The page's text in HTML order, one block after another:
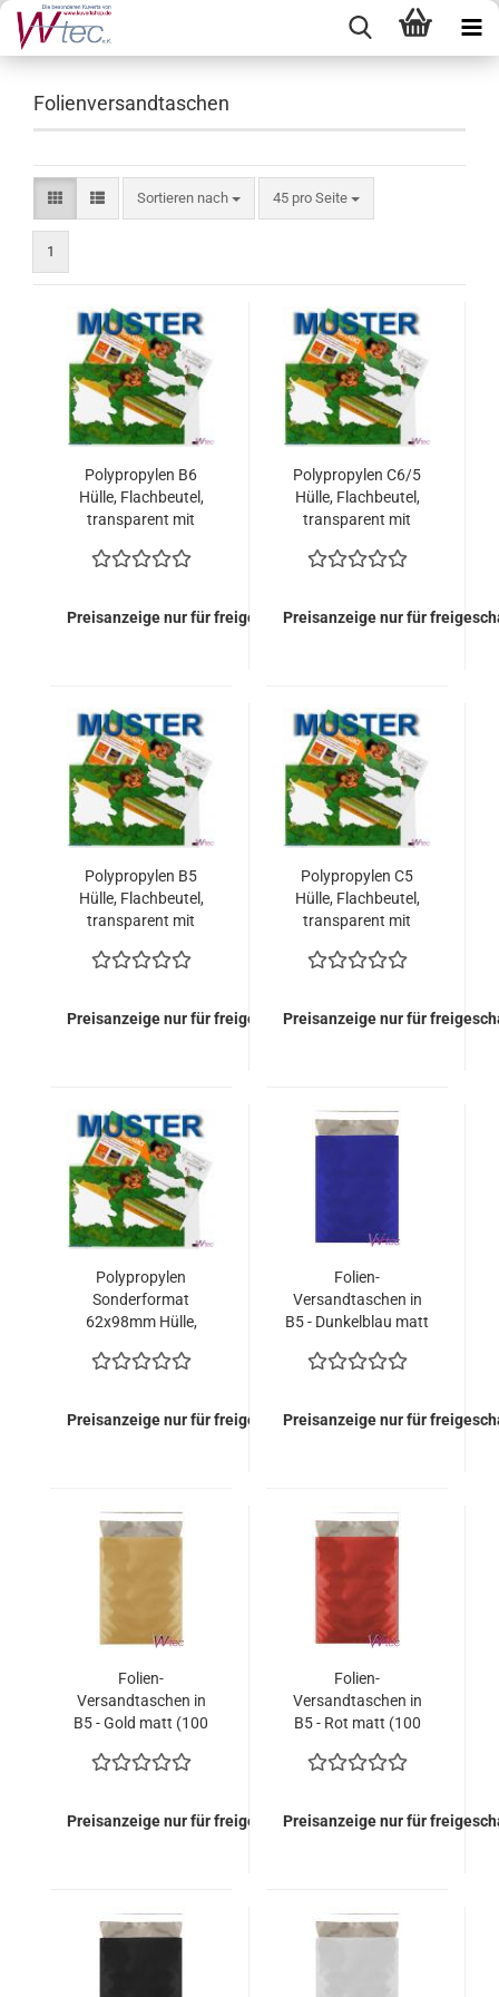
Folienversandtaschen
Sortieren nach
Sortieren nach 45 pro Seite
pro Seite
1
Polypropylen B6
Hülle, Flachbeutel,
transparent mit
Preisanzeige nur für freigeschaltete Kunden
Polypropylen C6/5
Hülle, Flachbeutel,
transparent mit
Preisanzeige nur für
Polypropylen B5
Hülle, Flachbeutel,
transparent mit
Preisanzeige nur für freigeschaltete Kunden
Polypropylen C5
Hülle, Flachbeutel,
transparent mit
Preisanzeige nur für
Polypropylen
Sonderformat
62x98mm Hülle,
transparent mit
Preisanzeige nur für freigeschaltete Kunden
Folien-
Versandtaschen in
B5 - Dunkelblau matt
EURO)
Preisanzeige nur für
Folien-
Versandtaschen in
B5 - Gold matt (100
EURO)
Preisanzeige nur für freigeschaltete Kunden
Folien-
Versandtaschen in
B5 - Rot matt (100
EURO)
Preisanzeige nur für